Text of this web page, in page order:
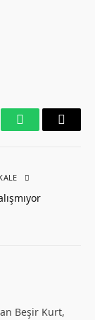
WhatsAppEmail
Beşir Kurt,